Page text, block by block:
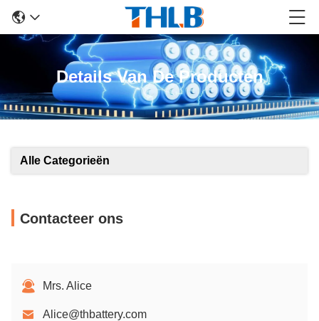
Details Van De Producten
Alle Categorieën
Contacteer ons
Mrs. Alice
Alice@thbattery.com